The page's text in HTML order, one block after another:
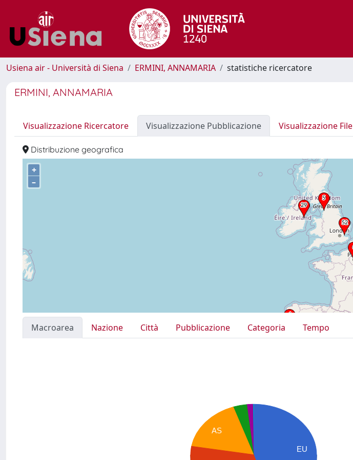
Usiena air - Università di Siena ERMINI, ANNAMARIA statistiche ricercatore
ERMINI, ANNAMARIA
Visualizzazione Ricercatore Visualizzazione Pubblicazione Visualizzazione File
Distribuzione geografica
+
–
Macroarea Nazione Città Pubblicazione Categoria
Tempo
EU
AS